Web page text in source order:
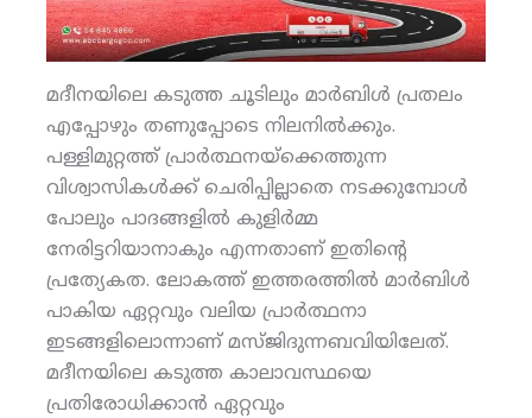
മദീനയിലെ കടുത്ത ചൂടിലും മാര്‍ബിള്‍ പ്രതലം
എപ്പോഴും തണുപ്പോടെ നിലനില്‍ക്കും.
പള്ളിമുറ്റത്ത് പ്രാര്‍ത്ഥനയ്‌ക്കെത്തുന്ന
വിശ്വാസികള്‍ക്ക് ചെരിപ്പില്ലാതെ നടക്കുമ്പോള്‍
പോലും പാദങ്ങളില്‍ കുളിര്‍മ്മ
നേരിട്ടറിയാനാകും എന്നതാണ് ഇതിന്റെ
പ്രത്യേകത. ലോകത്ത് ഇത്തരത്തില്‍ മാര്‍ബിള്‍
പാകിയ ഏറ്റവും വലിയ പ്രാര്‍ത്ഥനാ
ഇടങ്ങളിലൊന്നാണ് മസ്ജിദുന്നബവിയിലേത്.
മദീനയിലെ കടുത്ത കാലാവസ്ഥയെ
പ്രതിരോധിക്കാന്‍ ഏറ്റവും